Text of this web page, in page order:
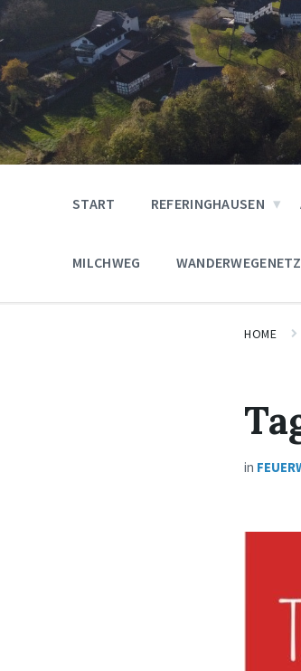
START REFERINGHAUSEN
MILCHWEG WANDERWEGENETZ
HOME
in